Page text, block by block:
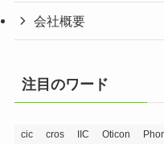
会社概要
注目のワード
cic cros IIC Oticon